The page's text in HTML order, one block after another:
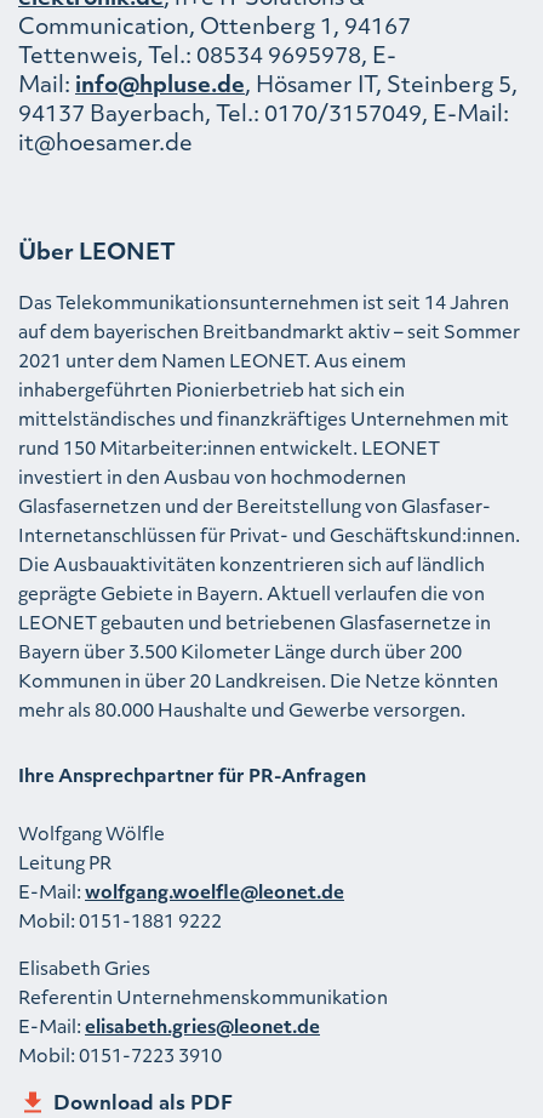
Communication, Ottenberg 1, 94167
Tettenweis, Tel.: 08534 9695978, E-
Mail: info@hpluse.de, Hösamer IT, Steinberg 5,
94137 Bayerbach, Tel.: 0170/3157049, E-Mail:
it@hoesamer.de
Über LEONET
Das Telekommunikationsunternehmen ist seit 14 Jahren
auf dem bayerischen Breitbandmarkt aktiv – seit Sommer
2021 unter dem Namen LEONET. Aus einem
inhabergeführten Pionierbetrieb hat sich ein
mittelständisches und finanzkräftiges Unternehmen mit
rund 150 Mitarbeiter:innen entwickelt. LEONET
investiert in den Ausbau von hochmodernen
Glasfasernetzen und der Bereitstellung von Glasfaser-
Internetanschlüssen für Privat- und Geschäftskund:innen.
Die Ausbauaktivitäten konzentrieren sich auf ländlich
geprägte Gebiete in Bayern. Aktuell verlaufen die von
LEONET gebauten und betriebenen Glasfasernetze in
Bayern über 3.500 Kilometer Länge durch über 200
Kommunen in über 20 Landkreisen. Die Netze könnten
mehr als 80.000 Haushalte und Gewerbe versorgen.
Ihre Ansprechpartner für PR-Anfragen
Wolfgang Wölfle
Leitung PR
E-Mail:wolfgang.woelfle@leonet.de
Mobil: 0151-1881 9222
Elisabeth Gries
Referentin Unternehmenskommunikation
E-Mail:elisabeth.gries@leonet.de
Mobil: 0151-7223 3910
Download als PDF